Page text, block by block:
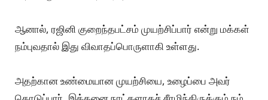
இதையெல்லாம் யோசித்துத் தான் அவசரப்பட்டு எந்த
முடிவுகளும் எடுக்காமல் உள்ளார்.
இவரை முடிவுகள் எடுப்பதில் தாமதம் செய்கிறார் என்று
கூறி அரசியலுக்கு வந்தவர்கள் இன்று இருக்கும் நிலை